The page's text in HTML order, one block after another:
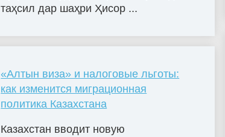
таҳсил дар шаҳри Ҳисор ...
«Алтын виза» и налоговые льготы:
как изменится миграционная
политика Казахстана
Казахстан вводит новую